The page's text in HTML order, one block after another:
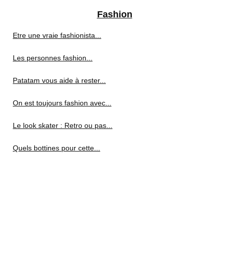
Fashion
Etre une vraie fashionista...
Les personnes fashion...
Patatam vous aide à rester...
On est toujours fashion avec...
Le look skater : Retro ou pas...
Quels bottines pour cette...